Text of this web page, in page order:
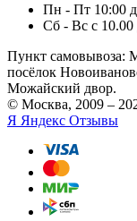
Пн - Пт 10:00
Сб - Вс с 10.00
Пункт самовывоза:
посёлок
Можайский двор.
© Москва, 2009 –
Я Яндекс Отзывы